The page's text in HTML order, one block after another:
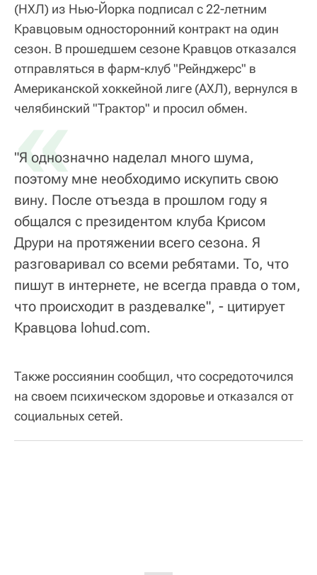
(НХЛ) из Нью-Йорка подписал с 22-летним
Кравцовым односторонний контракт на один
сезон. В прошедшем сезоне Кравцов отказался
отправляться в фарм-клуб "Рейнджерс" в
Американской хоккейной лиге (АХЛ), вернулся в
челябинский "Трактор" и просил обмен.
«
"Я однозначно наделал много шума,
поэтому мне необходимо искупить свою
вину. После отъезда в прошлом году я
общался с президентом клуба Крисом
Друри на протяжении всего сезона. Я
разговаривал со всеми ребятами. То, что
пишут в интернете, не всегда правда о том,
что происходит в раздевалке", - цитирует
Кравцова lohud.com.
Также россиянин сообщил, что сосредоточился
на своем психическом здоровье и отказался от
социальных сетей.